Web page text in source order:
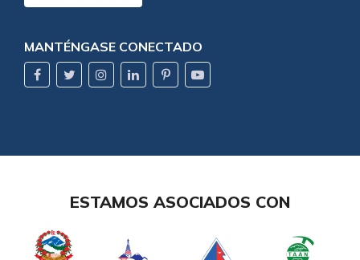
MANTÉNGASE CONECTADO
ESTAMOS ASOCIADOS CON